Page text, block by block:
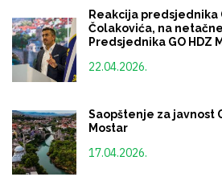
Reakcija predsjednika
Čolakovića, na
Predsjednika GO HDZ
22.04.2026.
Saopštenje za javnost
Mostar
17.04.2026.